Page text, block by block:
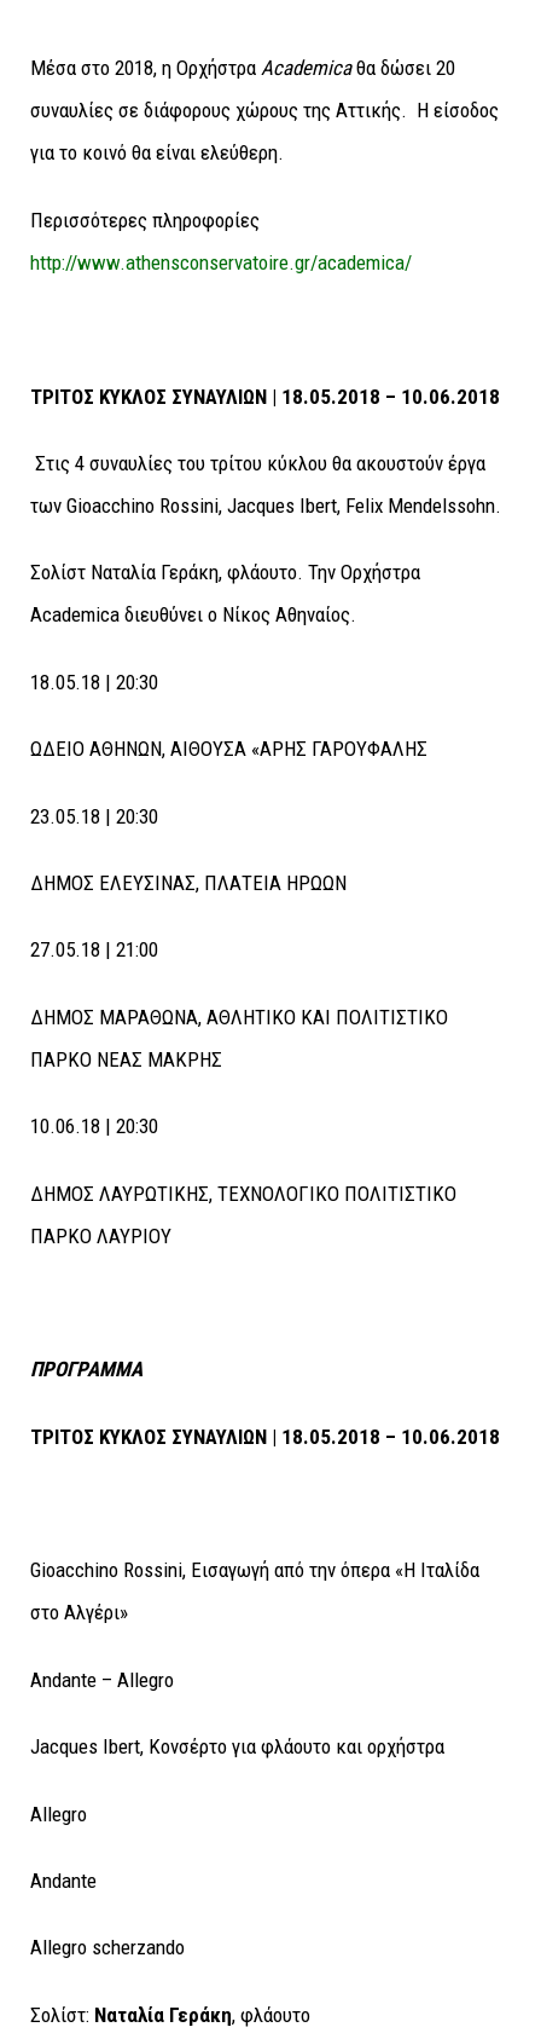
Mέσα στο 2018, η Ορχήστρα Academicaθα δώσει 20
συναυλίες σε διάφορους χώρους της Αττικής. H είσοδος
για το κοινό θα είναι ελεύθερη.
Περισσότερες πληροφορίες
http://www.athensconservatoire.gr/academica/
ΤΡΙΤΟΣ ΚΥΚΛΟΣ ΣΥΝΑΥΛΙΩΝ | 18.05.2018 – 10.06.2018
Στις 4 συναυλίες του τρίτου κύκλου θα ακουστούν έργα
των Gioacchino Rossini, Jacques Ibert, Felix Mendelssohn.
Σολίστ Nαταλία Γεράκη, φλάουτο. Την Ορχήστρα
Academica διευθύνει ο Νίκος Αθηναίος.
18.05.18 | 20:30
ΩΔΕΙΟ ΑΘΗΝΩΝ, AΙΘΟΥΣΑ «ΑΡΗΣ ΓΑΡΟΥΦΑΛΗΣ
23.05.18 | 20:30
ΔΗΜΟΣ ΕΛΕΥΣΙΝΑΣ, ΠΛΑΤΕΙΑ ΗΡΩΩΝ
27.05.18 | 21:00
ΔΗΜΟΣ ΜΑΡΑΘΩΝΑ, ΑΘΛΗΤΙΚΟ ΚΑΙ ΠΟΛΙΤΙΣΤΙΚΟ
ΠΑΡΚΟ ΝΕΑΣ ΜΑΚΡΗΣ
10.06.18 | 20:30
ΔΗΜΟΣ ΛΑΥΡΩΤΙΚΗΣ, ΤΕΧΝΟΛΟΓΙΚΟ ΠΟΛΙΤΙΣΤΙΚΟ
ΠΑΡΚΟ ΛΑΥΡΙΟΥ
ΠΡΟΓΡΑΜΜΑ
ΤΡΙΤΟΣ ΚΥΚΛΟΣ ΣΥΝΑΥΛΙΩΝ | 18.05.2018 – 10.06.2018
Gioacchino Rossini, Εισαγωγή από την όπερα «Η Ιταλίδα
στο Αλγέρι»
Andante – Allegro
Jacques Ibert, Κονσέρτο για φλάουτο και ορχήστρα
Allegro
Andante
Allegro scherzando
Σολίστ: Nαταλία Γεράκη, φλάουτο